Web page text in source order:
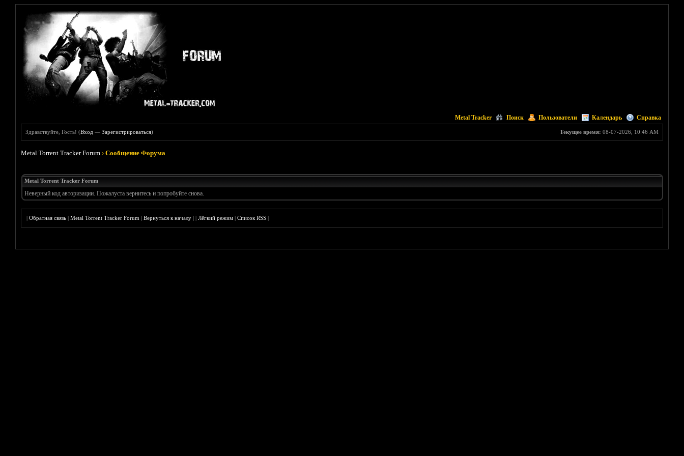
Metal Tracker Поиск Пользователи Календарь Справка
Текущее время: 08-07-2026, 10:46 AM
Здравствуйте, Гость! (Вход —Зарегистрироваться)
Metal Torrent Tracker Forum ›Сообщение Форума
Metal Torrent Tracker Forum
Неверный код авторизации. Пожалуста вернитесь и попробуйте снова.
|Обратная связь |Metal Torrent Tracker Forum |Вернуться к началу ||Лёгкий режим |Список RSS |